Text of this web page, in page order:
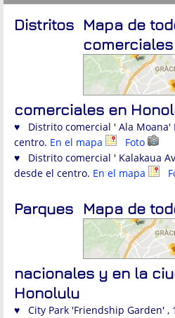
Mapa de
comerciales
Distritos
comerciales en
♥ Distrito comercial ' Ala Moana'
centro. En el mapa
Foto
♥ Distrito comercial ' Kalakaua
desde el centro. En el mapa
Mapa de
Parques
nacionales y en la
Honolulu
♥ City Park 'Friendship Garden' ,